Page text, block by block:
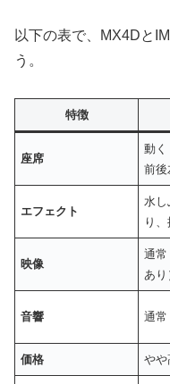
以下の表で、MX4Dと
う。
特徴
座席
動く
前後
エフェクト
水し
り
映像
通常
あり
音響 通常
価格 やや